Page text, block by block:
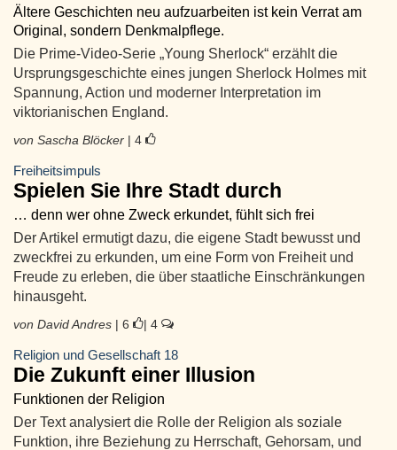
Ältere Geschichten neu aufzuarbeiten ist kein Verrat am
Original, sondern Denkmalpflege.
Die Prime-Video-Serie „Young Sherlock“ erzählt die
Ursprungsgeschichte eines jungen Sherlock Holmes mit
Spannung, Action und moderner Interpretation im
viktorianischen England.
von Sascha Blöcker | 4
Freiheitsimpuls
Spielen Sie Ihre Stadt durch
… denn wer ohne Zweck erkundet, fühlt sich frei
Der Artikel ermutigt dazu, die eigene Stadt bewusst und
zweckfrei zu erkunden, um eine Form von Freiheit und
Freude zu erleben, die über staatliche Einschränkungen
hinausgeht.
von David Andres | 6 | 4
Religion und Gesellschaft 18
Die Zukunft einer Illusion
Funktionen der Religion
Der Text analysiert die Rolle der Religion als soziale
Funktion, ihre Beziehung zu Herrschaft, Gehorsam, und